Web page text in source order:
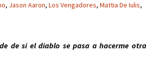
, Jason Aaron, Los Vengadores, Mattia De Iulis,
de si el diablo se pasa a hacerme otra